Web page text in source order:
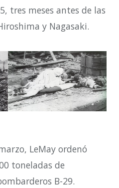
tres meses antes de las
y Nagasaki.
LeMay ordenó
toneladas de
B-29.